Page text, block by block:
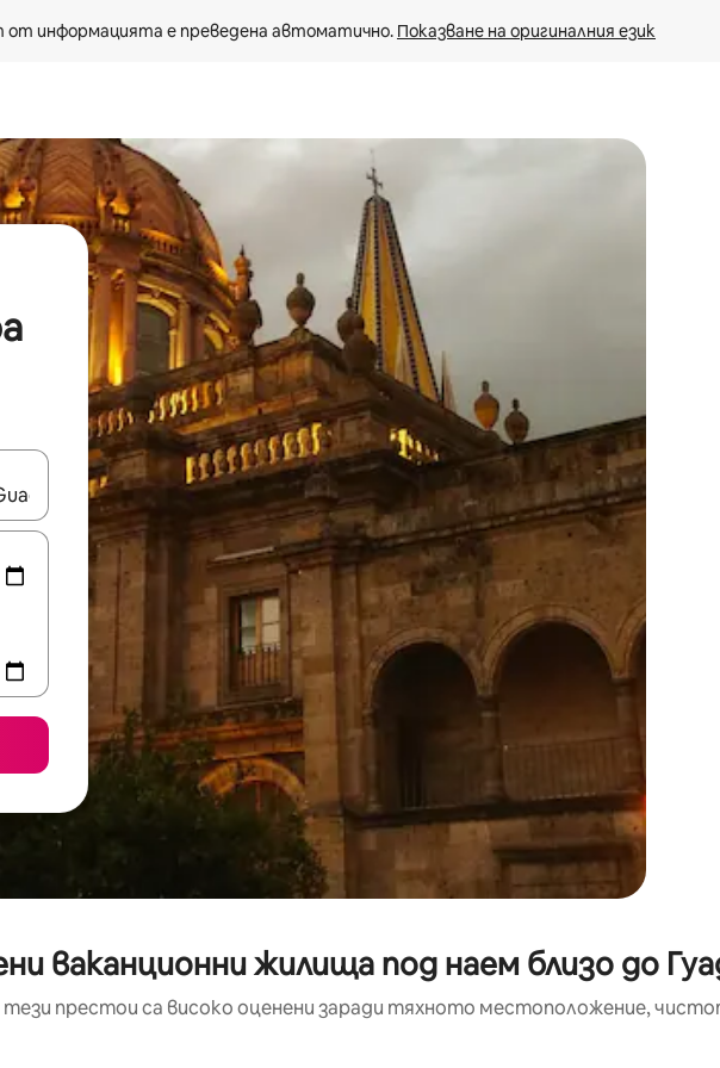
от информацията е преведена автоматично. Показване на оригиналния език
клавишите със стрелки нагоре и надолу или навигирайте с докосване или
ваканционни жилища под наем близо до
тези престои са високо оценени заради тяхното местоположение,